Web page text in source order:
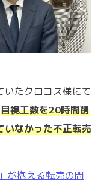
いたクロコス様にて
目視工数を20時間削
いなかった不正転売
が抱える転売の問